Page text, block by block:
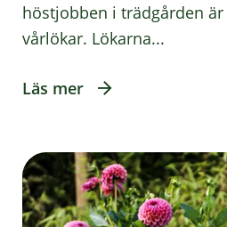
höstjobben i trädgården
vårlökar. Lökarna...
Läs mer